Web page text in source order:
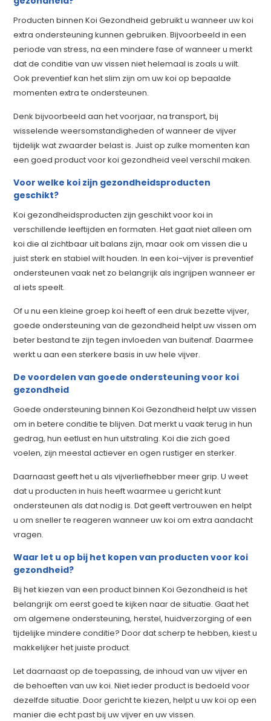
Producten binnen Koi Gezondheid gebruikt u wanneer uw koi
extra ondersteuning kunnen gebruiken. Bijvoorbeeld in een
periode van stress, na een mindere fase of wanneer u merkt
dat de conditie van uw vissen niet helemaal is zoals u wilt.
Ook preventief kan het slim zijn om uw koi op bepaalde
momenten extra te ondersteunen.
Denk bijvoorbeeld aan het voorjaar, na transport, bij
wisselende weersomstandigheden of wanneer de vijver
tijdelijk wat zwaarder belast is. Juist op zulke momenten kan
een goed product voor koi gezondheid veel verschil maken.
Voor welke koi zijn gezondheidsproducten
geschikt?
Koi gezondheidsproducten zijn geschikt voor koi in
verschillende leeftijden en formaten. Het gaat niet alleen om
koi die al zichtbaar uit balans zijn, maar ook om vissen die u
juist sterk en stabiel wilt houden. In een koi-vijver is preventief
ondersteunen vaak net zo belangrijk als ingrijpen wanneer er
al iets speelt.
Of u nu een kleine groep koi heeft of een druk bezette vijver,
goede ondersteuning van de gezondheid helpt uw vissen om
beter bestand te zijn tegen invloeden van buitenaf. Daarmee
werkt u aan een sterkere basis in uw hele vijver.
De voordelen van goede ondersteuning voor koi
gezondheid
Goede ondersteuning binnen Koi Gezondheid helpt uw vissen
om in betere conditie te blijven. Dat merkt u vaak terug in hun
gedrag, hun eetlust en hun uitstraling. Koi die zich goed
voelen, zijn meestal actiever en ogen rustiger en sterker.
Daarnaast geeft het u als vijverliefhebber meer grip. U weet
dat u producten in huis heeft waarmee u gericht kunt
ondersteunen als dat nodig is. Dat geeft vertrouwen en helpt
u om sneller te reageren wanneer uw koi om extra aandacht
vragen.
Waar let u op bij het kopen van producten voor koi
gezondheid?
Bij het kiezen van een product binnen Koi Gezondheid is het
belangrijk om eerst goed te kijken naar de situatie. Gaat het
om algemene ondersteuning, herstel, huidverzorging of een
tijdelijke mindere conditie? Door dat scherp te hebben, kiest u
makkelijker het juiste product.
Let daarnaast op de toepassing, de inhoud van uw vijver en
de behoeften van uw koi. Niet ieder product is bedoeld voor
dezelfde situatie. Door gericht te kiezen, helpt u uw koi op een
manier die echt past bij uw vijver en uw vissen.